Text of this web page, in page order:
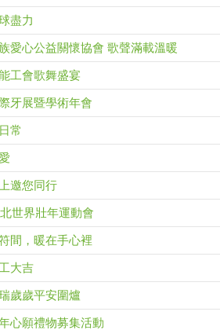
盡力
愛心公益關懷協會 歌聲滿載溫暖
工會歌舞盛宴
牙展暨學術年會
常
邀您同行
世界壯年運動會
間，暖在手心裡
大吉
歲歲平安圍爐
心願禮物募集活動